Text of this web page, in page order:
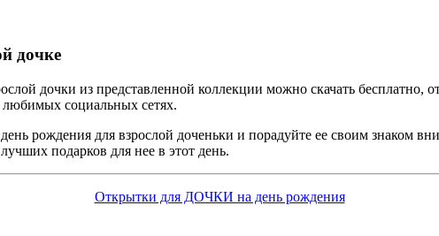
дочке
дочки из представленной коллекции можно скачать бесплатно,
любимых социальных сетях.
рождения для взрослой доченьки и порадуйте ее своим знаком
подарков для нее в этот день.
Открытки для ДОЧКИ на день рождения